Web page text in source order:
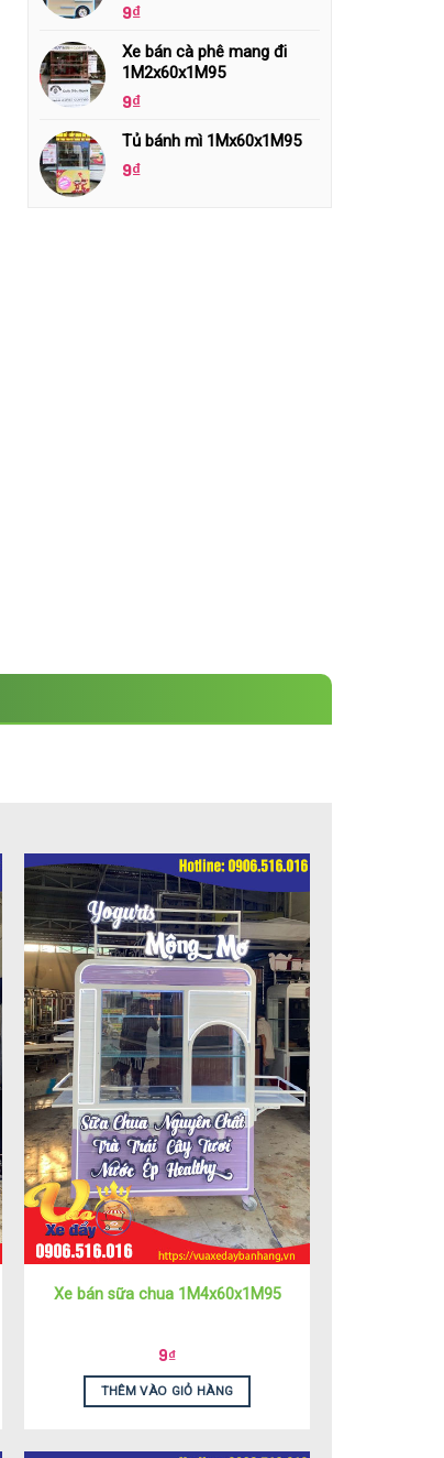
9₫
Xe bán cà phê mang đi
1M2x60x1M95
9₫
Tủ bánh mì 1Mx60x1M95
9₫
Xe bán sữa chua 1M4x60x1M95
9₫
THÊM VÀO GIỎ HÀNG